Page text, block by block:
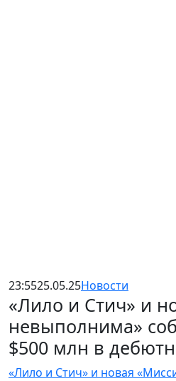
23:5525.05.25Новости
«Лило и Стич» и
невыполнима»
$500 млн в
«Лило и Стич» и новая